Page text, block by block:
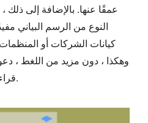
عمقًا عنها. بالإضافة إلى
النوع من الرسم البياني
كيانات الشركات أو
وهكذا ، دون مزيد من اللغط ،
قراءة المعلومات أدناه باستمرار.